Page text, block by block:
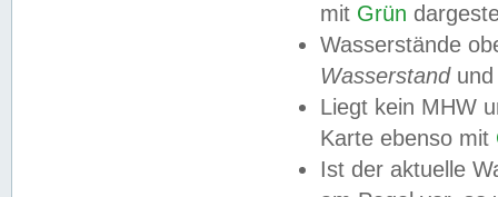
mit Grün
Wasserstände
Wasserstandund
Liegt kein MHW
Karte ebenso mit
Ist der aktuelle